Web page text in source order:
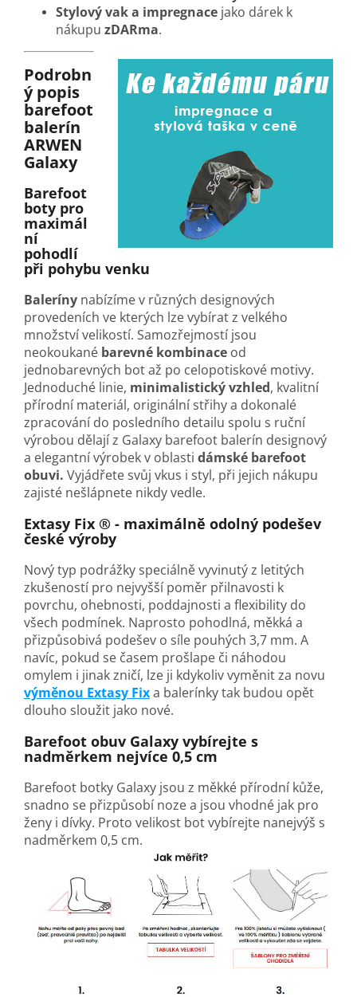
Stylový vak a impregnace jako dárek k
nákupu zDARma.
Podrobn
ý popis
barefoot
balerín
ARWEN
Galaxy
Barefoot
boty pro
maximál
ní
pohodlí
při pohybu venku
Baleríny nabízíme v různých designových
provedeních ve kterých lze vybírat z velkého
množství velikostí. Samozřejmostí jsou
neokoukané barevné kombinace od
jednobarevných bot až po celopotiskové motivy.
Jednoduché linie, minimalistický vzhled, kvalitní
přírodní materiál, originální střihy a dokonalé
zpracování do posledního detailu spolu s ruční
výrobou dělají z Galaxy barefoot balerín designový
a elegantní výrobek v oblasti dámské barefoot
obuvi. Vyjádřete svůj vkus i styl, při jejich nákupu
zajisté nešlápnete nikdy vedle.
Extasy Fix ® - maximálně odolný podešev
české výroby
Nový typ podrážky speciálně vyvinutý z letitých
zkušeností pro nejvyšší poměr přilnavosti k
povrchu, ohebnosti, poddajnosti a flexibility do
všech podmínek. Naprosto pohodlná, měkká a
přizpůsobivá podešev o síle pouhých 3,7 mm. A
navíc, pokud se časem prošlape či náhodou
omylem i jinak zničí, lze ji kdykoliv vyměnit za novu
výměnou Extasy Fixa balerínky tak budou opět
dlouho sloužit jako nové.
Barefoot obuv Galaxy vybírejte s
nadměrkem nejvíce 0,5 cm
Barefoot botky Galaxy jsou z měkké přírodní kůže,
snadno se přizpůsobí noze a jsou vhodné jak pro
ženy i dívky. Proto velikost bot vybírejte nanejvýš s
nadměrkem 0,5 cm.